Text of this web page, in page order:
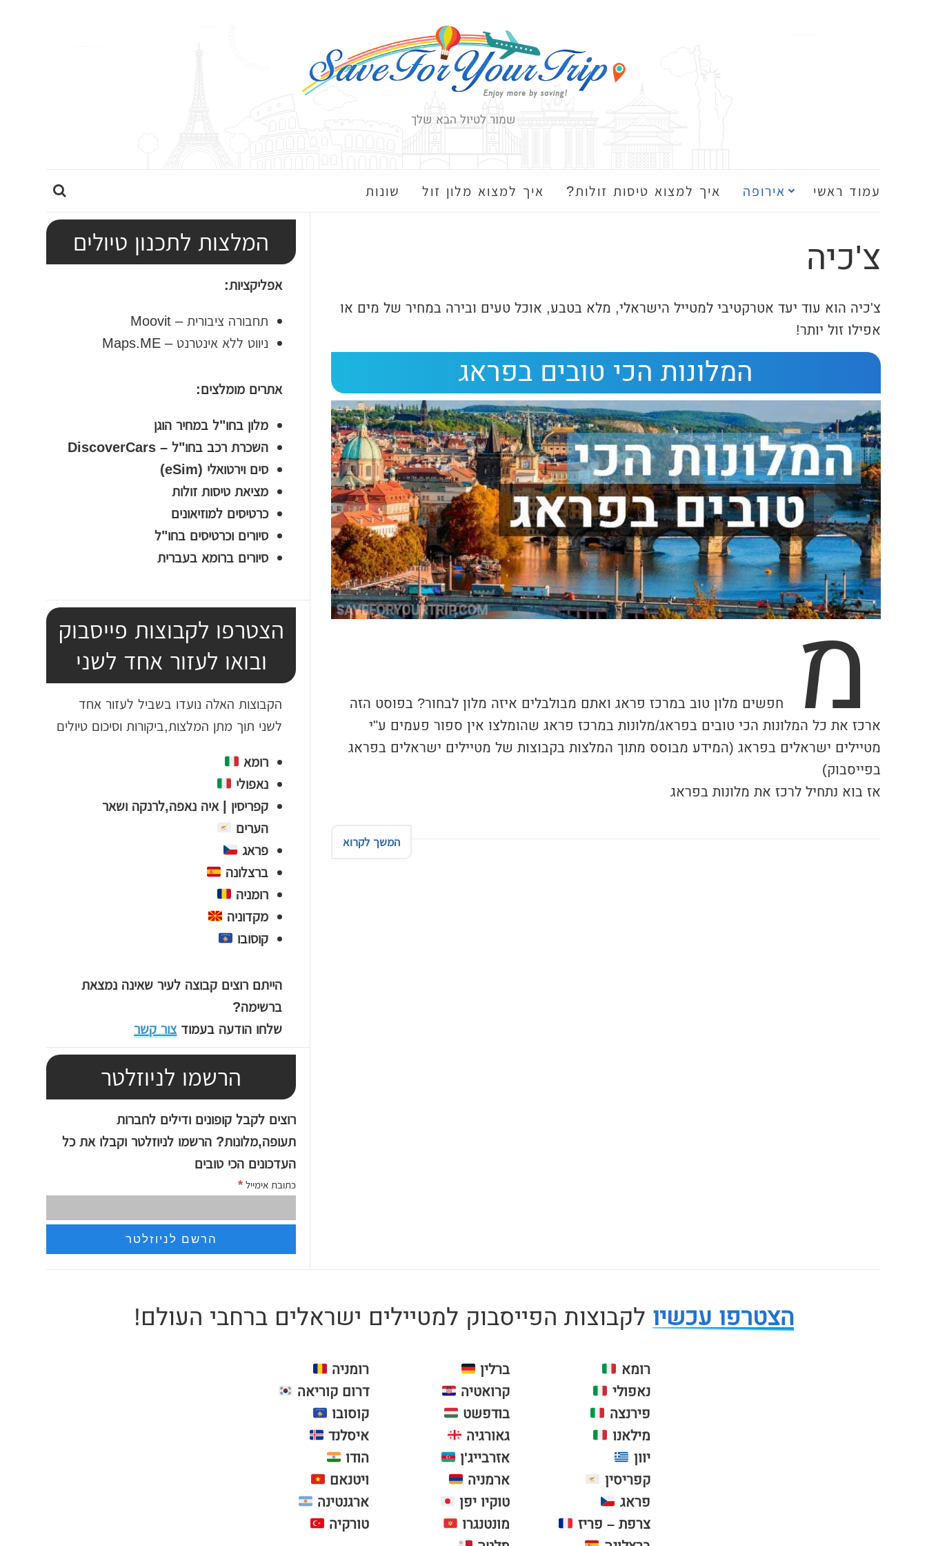
שמור לטיול הבא שלך
עמוד ראשי אירופה איך למצוא טיסות זולות? איך למצוא מלון זול שונות
ה
ח
צ'כיה
צ'כיה הוא עוד יעד אטרקטיבי למטייל הישראלי, מלא בטבע, אוכל טעים ובירה במחיר של מים או
אפילו זול יותר!
המלונות הכי טובים בפראג
מ
חפשים מלון טוב במרכז פראג ואתם מבולבלים איזה מלון לבחור? בפוסט הזה
ארכז את כל המלונות הכי טובים בפראג/מלונות במרכז פראג שהומלצו אין ספור פעמים ע"י
מטיילים ישראלים בפראג (המידע מבוסס מתוך המלצות בקבוצות של מטיילים ישראלים בפראג
בפייסבוק)
אז בוא נתחיל לרכז את מלונות בפראג
המשך לקרוא
המלצות לתכנון טיולים
אפליקציות:
תחבורה ציבורית – Moovit
ניווט ללא אינטרנט – Maps.ME
אתרים מומלצים:
מלון בחו"ל במחיר הוגן
השכרת רכב בחו"ל – DiscoverCars
סים וירטואלי (eSim)
מציאת טיסות זולות
כרטיסים למוזיאונים
סיורים וכרטיסים בחו"ל
סיורים ברומא בעברית
הצטרפו לקבוצות פייסבוק
ובואו לעזור אחד לשני
הקבוצות האלה נועדו בשביל לעזור אחד
לשני תוך מתן המלצות,ביקורות וסיכום טיולים
רומא
נאפולי
קפריסין | איה נאפה,לרנקה ושאר
הערים
פראג
ברצלונה
רומניה
מקדוניה
קוסובו
הייתם רוצים קבוצה לעיר שאינה נמצאת
ברשימה?
שלחו הודעה בעמודצור קשר
הרשמו לניוזלטר
רוצים לקבל קופונים ודילים לחברות
תעופה,מלונות? הרשמו לניוזלטר וקבלו את כל
העדכונים הכי טובים
כתובת אימייל *
הצטרפו עכשיו לקבוצות הפייסבוק למטיילים ישראלים ברחבי העולם!
רומא
נאפולי
פירנצה
מילאנו
יוון
קפריסין
פראג
צרפת – פריז
ברלין
קרואטיה
בודפשט
גאורגיה
אזרבייג'ן
ארמניה
טוקיו יפן
מונטנגרו
רומניה
דרום קוריאה
קוסובו
איסלנד
הודו
ויטנאם
ארגנטינה
טורקיה